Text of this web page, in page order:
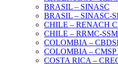
BRASIL – SINASC
BRASIL – SINASC-
CHILE – RENACH
CHILE – RRMC-SSM
COLOMBIA –
COLOMBIA – CMSP
COSTA RICA –